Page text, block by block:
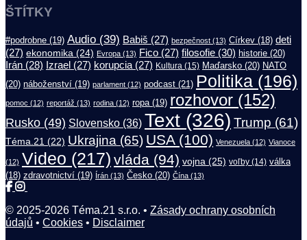
ŠTÍTKY
#podrobne (19) Audio (39) Babiš (27) bezpečnost (13) Církev (18) deti
(27) ekonomika (24) Evropa (13) Fico (27) filosofie (30) historie (20)
Irán (28) Izrael (27) korupcia (27) Kultura (15) Maďarsko (20) NATO
(20) náboženství (19) parlament (12) podcast (21) Politika (196)
pomoc (12) reportáž (13) rodina (12) ropa (19) rozhovor (152)
Rusko (49) Slovensko (36) Text (326) Trump (61)
Téma.21 (22) Ukrajina (65) USA(100) Venezuela (12) Vianoce
(12) Video (217) vláda (94) vojna (25) voľby (14) válka
(18) zdravotnictví (19) Írán (13) Česko (20) Čína (13)
© 2025-2026 Téma.21 s.r.o. • Zásady ochrany osobních
údajů • Cookies • Disclaimer